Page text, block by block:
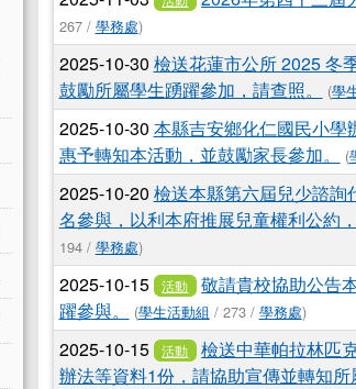
267 / 學務處)
2025-10-30 檢送花蓮市公所 2025 冬
鼓勵所屬學生踴躍參加，請查照。
(學
2025-10-30 本縣吉安鄉化仁國民小學
惠予轉知本活動，並鼓勵家長參加。
(
2025-10-20 檢送本縣第六屆兒少諮詢
名參與，以利本府推展兒童權利公約
194 / 學務處)
2025-10-15 活動
敬請貴校協助公告
躍參與。
(學生活動組 / 273 / 學務處)
2025-10-15 活動
檢送中華帕拉林匹
辦法等資料1份，請協助宣傳並轉知所